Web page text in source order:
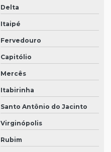
Delta
Itaipé
Fervedouro
Capitólio
Mercês
Itabirinha
Santo Antônio do Jacinto
Virginópolis
Rubim